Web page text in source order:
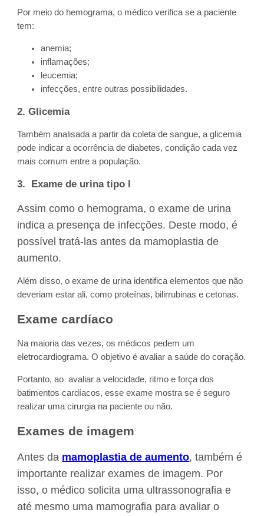
Por meio do hemograma, o médico verifica se a paciente
tem:
anemia;
inflamações;
leucemia;
infecções, entre outras possibilidades.
2. Glicemia
Também analisada a partir da coleta de sangue, a glicemia
pode indicar a ocorrência de diabetes, condição cada vez
mais comum entre a população.
3. Exame de urina tipo I
Assim como o hemograma, o exame de urina
indica a presença de infecções. Deste modo, é
possível tratá-las antes da mamoplastia de
aumento.
Além disso, o exame de urina identifica elementos que não
deveriam estar ali, como proteínas, bilirrubinas e cetonas.
Exame cardíaco
Na maioria das vezes, os médicos pedem um
eletrocardiograma. O objetivo é avaliar a saúde do coração.
Portanto, ao avaliar a velocidade, ritmo e força dos
batimentos cardíacos, esse exame mostra se é seguro
realizar uma cirurgia na paciente ou não.
Exames de imagem
Antes da mamoplastia de aumento, também é
importante realizar exames de imagem. Por
isso, o médico solicita uma ultrassonografia e
até mesmo uma mamografia para avaliar o